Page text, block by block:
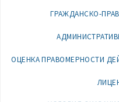
ГРАЖДАНСКО-
ОЦЕНКА ПРАВОМЕРНОСТИ